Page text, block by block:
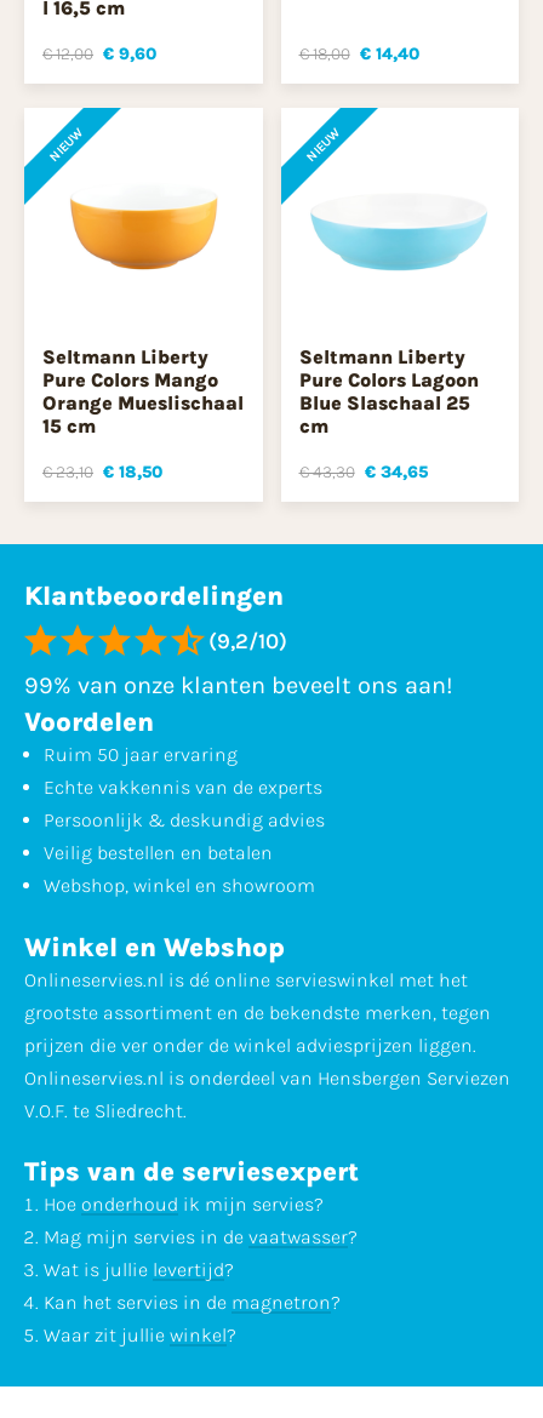
l 16,5 cm
€ 12,00 € 9,60 € 18,00 € 14,40
NIEUW
Seltmann Liberty
Pure Colors Mango
Orange Mueslischaal
15 cm
€ 23,10 € 18,50
NIEUW
Seltmann Liberty
Pure Colors Lagoon
Blue Slaschaal 25
cm
€ 43,30 € 34,65
Klantbeoordelingen
(9,2/10)
99% van onze klanten beveelt ons aan!
Voordelen
Ruim 50 jaar ervaring
Echte vakkennis van de experts
Persoonlijk & deskundig advies
Veilig bestellen en betalen
Webshop, winkel en showroom
Winkel en Webshop
Onlineservies.nl is dé online servieswinkel met het
grootste assortiment en de bekendste merken, tegen
prijzen die ver onder de winkel adviesprijzen liggen.
Onlineservies.nl is onderdeel van Hensbergen Serviezen
V.O.F. te Sliedrecht.
Tips van de serviesexpert
Hoe onderhoud ik mijn servies?
Mag mijn servies in de vaatwasser?
Wat is jullie levertijd?
Kan het servies in de magnetron?
Waar zit jullie winkel?